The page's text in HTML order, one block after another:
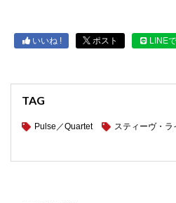
いいね ! ポスト LINE
TAG
Pulse／Quartet スティーヴ・ラ